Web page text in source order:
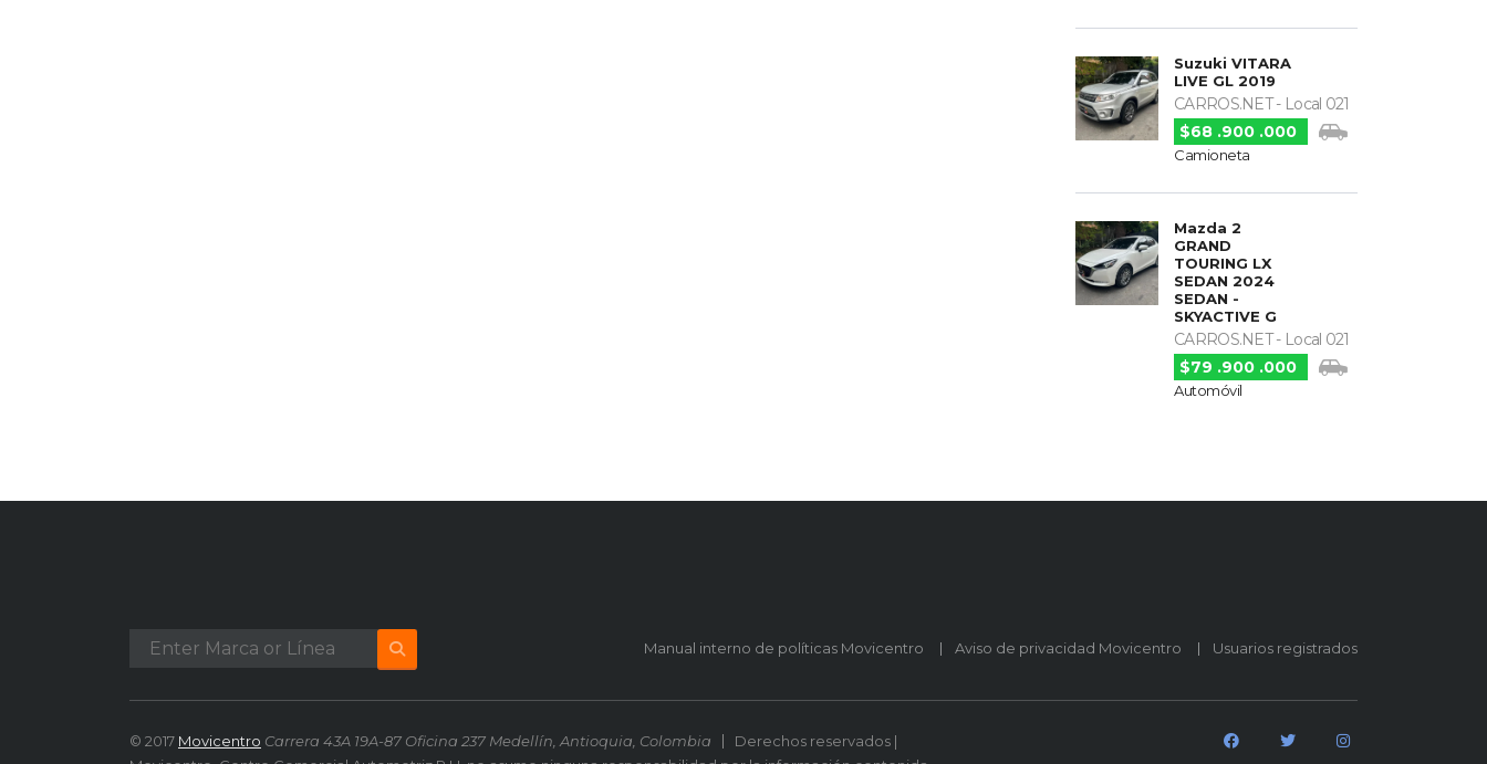
Suzuki VITARA
LIVE GL 2019
CARROS.NET - Local 021
$68 .900 .000
Camioneta
Mazda 2
GRAND
TOURING LX
SEDAN 2024
SEDAN -
SKYACTIVE G
CARROS.NET - Local 021
$79 .900 .000
Automóvil
Manual interno de políticas Movicentro Aviso de privacidad Movicentro Usuarios registrados
© 2017 Movicentro Carrera 43A 19A-87 Oficina 237 Medellín, Antioquia, Colombia
Derechos reservados |